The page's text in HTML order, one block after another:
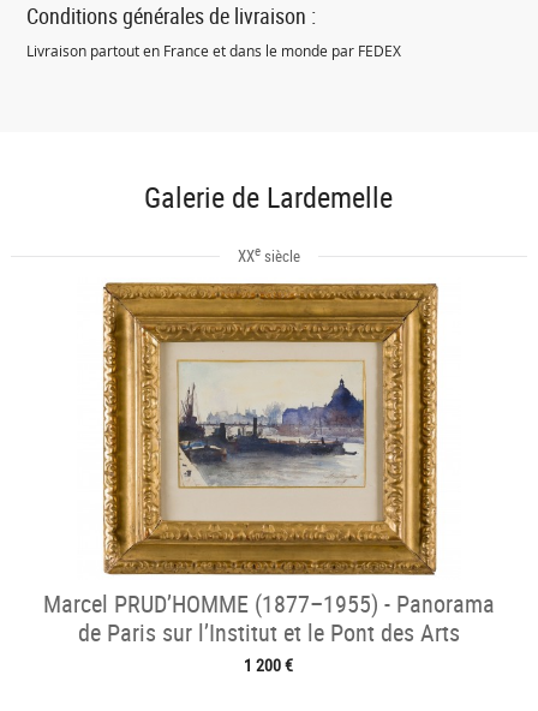
Conditions générales de livraison :
Livraison partout en France et dans le monde par FEDEX
Galerie de Lardemelle
XXesiècle
Marcel PRUD’HOMME (1877–1955) - Panorama
de Paris sur l’Institut et le Pont des Arts
1 200 €